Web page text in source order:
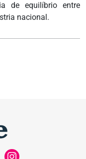
de equilíbrio entre
nacional.